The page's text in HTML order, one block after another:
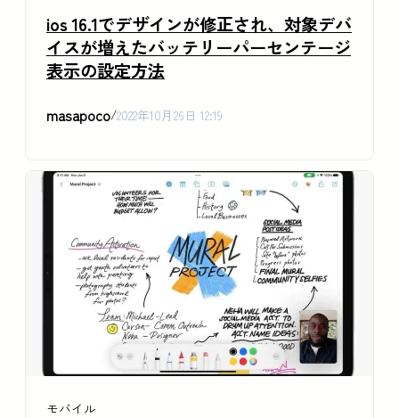
ios 16.1でデザインが修正され、対象デバ
イスが増えたバッテリーパーセンテージ
表示の設定方法
masapoco/2022年10月26日 12:19
モバイル